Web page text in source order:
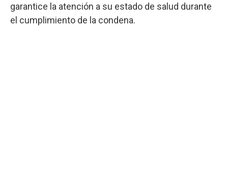
garantice la atención a su estado de salud durante
el cumplimiento de la condena.